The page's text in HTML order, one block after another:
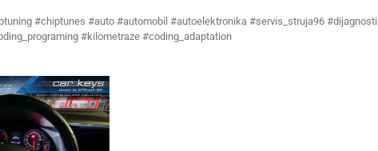
#chiptunes #auto #automobil #autoelektronika #servis_struja96
#kilometraze #coding_adaptation